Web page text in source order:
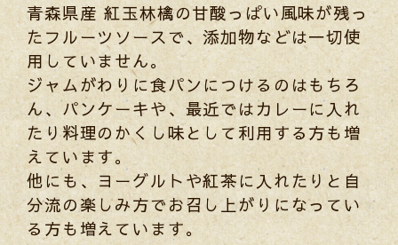
青森県産 紅玉林檎の甘酸っぱい風味が残っ
たフルーツソースで、添加物などは一切使
用していません。
ジャムがわりに食パンにつけるのはもちろ
ん、パンケーキや、最近ではカレーに入れ
たり料理のかくし味として利用する方も増
えています。
他にも、ヨーグルトや紅茶に入れたりと自
分流の楽しみ方でお召し上がりになってい
る方も増えています。